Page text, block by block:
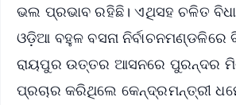
ଭଲ ପ୍ରଭାବ ରହିଛି। ଏଥିସହ ଚଳିତ
ଓଡ଼ିଆ ବହୁଳ ବସନା ନିର୍ବାଚନମଣ୍ଡଳିରେ
ରାୟପୁର ଉତ୍ତର ଆସନରେ ପୁରନ୍ଦର
ପ୍ରଚାର କରିଥିଲେ କେନ୍ଦ୍ରମନ୍ତ୍ରୀ